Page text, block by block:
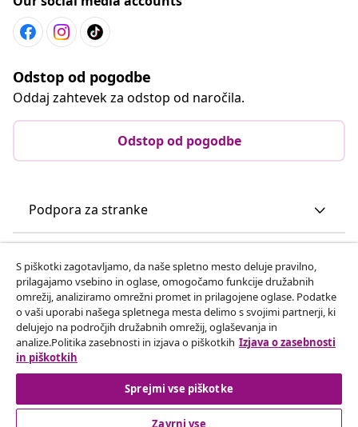
Odstop od pogodbe
Oddaj zahtevek za odstop od naročila.
Odstop od pogodbe
Podpora za stranke
vidaXL
Odkrijte več
S piškotki zagotavljamo, da naše spletno mesto deluje pravilno,
prilagajamo vsebino in oglase, omogočamo funkcije družabnih
omrežij, analiziramo omrežni promet in prilagojene oglase. Podatke
o vaši uporabi našega spletnega mesta delimo s svojimi partnerji, ki
delujejo na področjih družabnih omrežij, oglaševanja in
analize.Politika zasebnosti in izjava o piškotkih Izjava o zasebnosti
in piškotkih
Sprejmi vse piškotke
Zavrni vse